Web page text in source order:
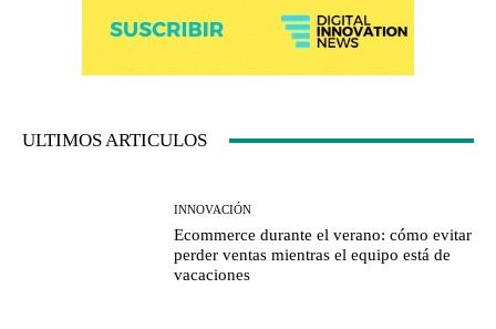
ULTIMOS ARTICULOS
INNOVACIÓN
Ecommerce durante el verano: cómo evitar
perder ventas mientras el equipo está de
vacaciones